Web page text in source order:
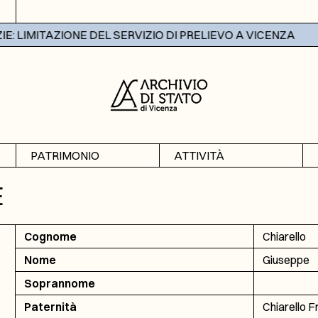
LIMITAZIONE DEL SERVIZIO DI PRELIEVO A VICENZA
PATRIMONIO
ATTIVITÀ
Cognome
Chiarello
Nome
Giuseppe
Soprannome
Paternità
Chiarello